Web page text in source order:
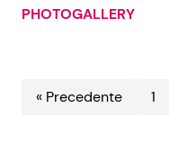
PHOTOGALLERY
« Precedente 1